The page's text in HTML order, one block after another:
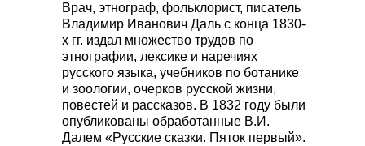
Врач, этнограф, фольклорист, писатель
Владимир Иванович Даль с конца 1830-
х гг. издал множество трудов по
этнографии, лексике и наречиях
русского языка, учебников по ботанике
и зоологии, очерков русской жизни,
повестей и рассказов. В 1832 году были
опубликованы обработанные В.И.
Далем «Русские сказки. Пяток первый».